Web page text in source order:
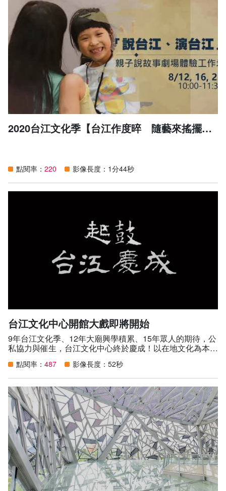
「傳承的文化、不同的時代、嶄新的視角、動人的故事。」
台江孤島計劃不斷承前啟後,累積南台灣新興編舞家的創作
能力與經驗。
此次編舞家陣容包括持續參與孤島計劃的邱瑋耀與郭嫚婷，
及孤島新鮮人陳昱清、楊舒涵。
滯留島舞蹈劇場藝術總監/團長張忠安與舞團資深舞者方士
允將親自帶領南台灣新銳編舞家,以舞蹈遇見台江、以創作
述說台江。
台江孤島計劃進入第四年,累積下來以台江為主題的作品達
15首,滯留島舞蹈劇場期待透過此平台持續推廣台江文化並
發掘南部新興編舞家與舞者,期待台江孤島計劃作品能從台
南出發,持續走向更遠的平台。
時間｜111/04/09(六)
地點｜台江文化中心台江埕(戶外廣場)
票價｜免費入場，入場請遵循防疫規定
◆14:00-20:30 共融市集
動手體驗生活中的藝術養分，
工藝設計帶動文化共融，認識新住民文化，製作水苔球植
物、輕食烘焙與親子肢體活動，共創親親小時光。
◆19:30 #開幕秀_ 如果兒童劇團《魔法村的新同學》
在魔法村裡，每一個小朋友的媽媽都是女巫，每個小朋友的
媽媽都好厲害，可以又快又好得變出所有的東西，除了琪琪
媽媽之外……琪琪的媽媽不太會用魔法，但是她努力學習融
入魔法村的生活。琪琪因為爸爸工作關係，常常轉學。琪琪
轉學生琪琪能不能融入和同學們變成朋友呢？
🔸4/23(六)、4/24(日) 10:30，14:30​
2022 #豆子劇團 世界故事系列2-《巨人的朋友》美麗光影
｜1000(贊助票)、650、550元 👉👉
https://reurl.cc/LpGXm4 (年代售票)​
統）​
🔸《咱的故事咱來演》系列活動​
__★ #無獨有偶《咱的故事咱來演--赤腳門神》​
6/4(六)、6/5(日)14:30；19:30｜台江劇場​
｜索票入場（詳情 請洽台江官網或臉書）​
__★ 走入劇中場景 《咱的故事咱來演》演出延伸導覽​
200元 採網路報名每場活動開放20位，4/1(五)11:00啟動報
名請至俠客行文創官網報名與進行繳費：👉👉
https://reurl.cc/dXZeg8​
​ ​ ​ ​ ◎ 5/28(六) 14:00-17:00 改變臺江歷史的北線尾戰役：赤
腳門神「拔鬼仔」​
走讀場景：府城天險(鹿耳門港道&赤腳門神)、北線尾古戰
場(四草大眾廟) ​
​ ​ ​ ◎ 5/29(日) 14:00-17:00 溪南傳說：扛茨走溪流​
走讀場景：溪南寮興安宮、竹籠茨聚落巡禮​
2020台江文化季【台江作度晬 隨藝來搖擺】宣傳短片
點閱率： 220 影像長度：1分44秒
台江文化中心開館大戲即將開始
9年台江文化季、12年大廟興學積累、15年眾人的期待，公
私協力與催生，台江文化中心終於慶成！以在地文化為本，
台江文化中心開館大戲即將開始！
點閱率： 487 影像長度：52秒